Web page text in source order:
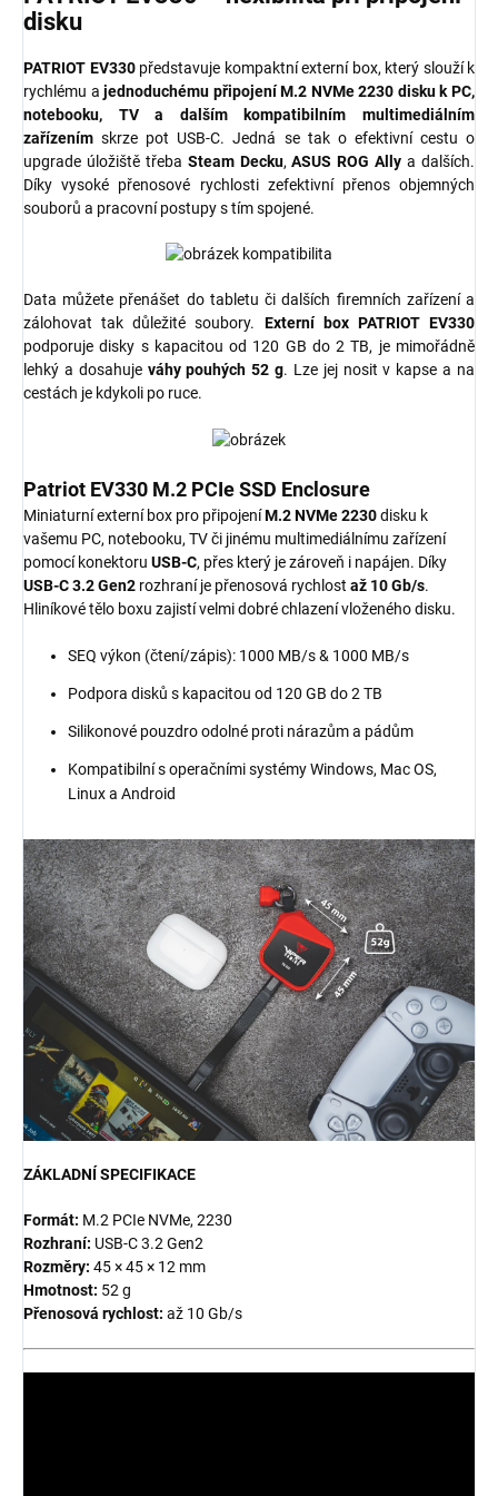
disku
PATRIOT EV330představuje kompaktní externí box, který slouží k
rychlému ajednoduchému připojení M.2 NVMe 2230 disku k PC,
notebooku, TV a dalším kompatibilním multimediálním
zařízením skrze pot USB-C. Jedná se tak o efektivní cestu o
upgrade úložiště třeba Steam Decku, ASUS ROG Ally a dalších.
Díky vysoké přenosové rychlosti zefektivní přenos objemných
souborů a pracovní postupy s tím spojené.
Data můžete přenášet do tabletu či dalších firemních zařízení a
zálohovat tak důležité soubory. Externí box PATRIOT EV330
podporuje disky s kapacitou od 120 GB do 2 TB, je mimořádně
lehký a dosahuje váhy pouhých 52 g. Lze jej nosit v kapse a na
cestách je kdykoli po ruce.
Patriot EV330 M.2 PCIe SSD Enclosure
Miniaturní externí box pro připojeníM.2 NVMe 2230disku k
vašemu PC, notebooku, TV či jinému multimediálnímu zařízení
pomocí konektoru USB-C, přes který je zároveň i napájen. Díky
USB-C 3.2 Gen2 rozhraní je přenosová rychlost až 10 Gb/s.
Hliníkové tělo boxu zajistí velmi dobré chlazení vloženého disku.
SEQ výkon (čtení/zápis): 1000 MB/s & 1000 MB/s
Podpora disků s kapacitou od 120 GB do 2 TB
Silikonové pouzdro odolné proti nárazům a pádům
Kompatibilní s operačními systémy Windows, Mac OS,
Linux a Android
ZÁKLADNÍ SPECIFIKACE
Formát: M.2 PCIe NVMe, 2230
Rozhraní: USB-C 3.2 Gen2
Rozměry: 45 × 45 × 12 mm
Hmotnost: 52 g
Přenosová rychlost: až 10 Gb/s